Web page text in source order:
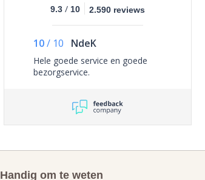
9.3 / 10 2.590 reviews
10/ 10 NdeK
Hele goede service en goede
bezorgservice.
Handig om te weten